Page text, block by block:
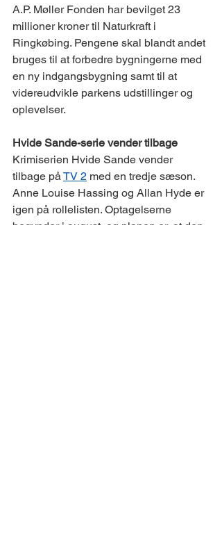
A.P. Møller Fonden har bevilget 23
millioner kroner til Naturkraft i
Ringkøbing. Pengene skal blandt andet
bruges til at forbedre bygningerne med
en ny indgangsbygning samt til at
videreudvikle parkens udstillinger og
oplevelser.
Hvide Sande-serie vender tilbage
Krimiserien Hvide Sande vender
tilbage på TV 2 med en tredje sæson.
Anne Louise Hassing og Allan Hyde er
igen på rollelisten. Optagelserne
begynder i august, og planen er, at den